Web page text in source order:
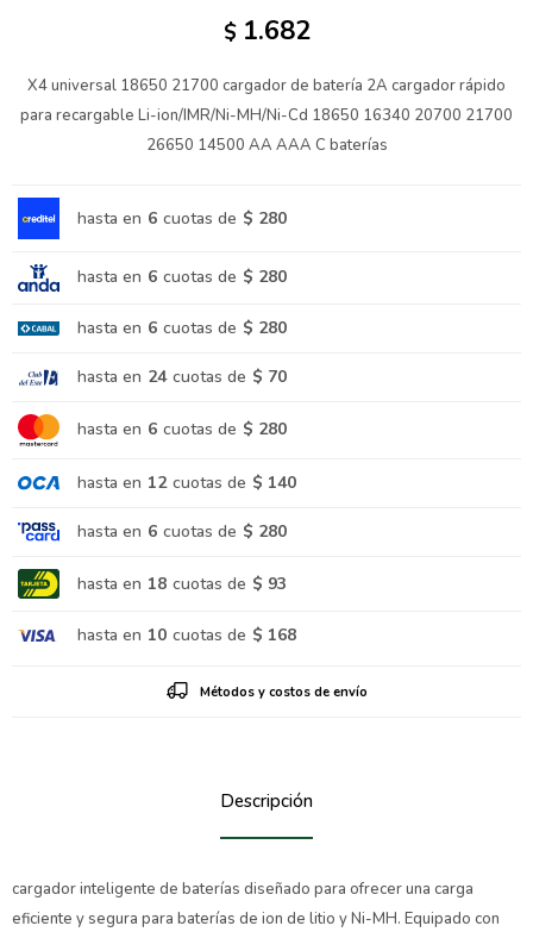
$ 1.682
X4 universal 18650 21700 cargador de batería 2A cargador rápido
para recargable Li-ion/IMR/Ni-MH/Ni-Cd 18650 16340 20700 21700
26650 14500 AA AAA C baterías
hasta en 6 cuotas de $ 280
hasta en 6 cuotas de $ 280
hasta en 6 cuotas de $ 280
hasta en 24 cuotas de $ 70
hasta en 6 cuotas de $ 280
hasta en 12 cuotas de $ 140
hasta en 6 cuotas de $ 280
hasta en 18 cuotas de $ 93
hasta en 10 cuotas de $ 168
Métodos y costos de envío
Descripción
cargador inteligente de baterías diseñado para ofrecer una carga
eficiente y segura para baterías de ion de litio y Ni-MH. Equipado con